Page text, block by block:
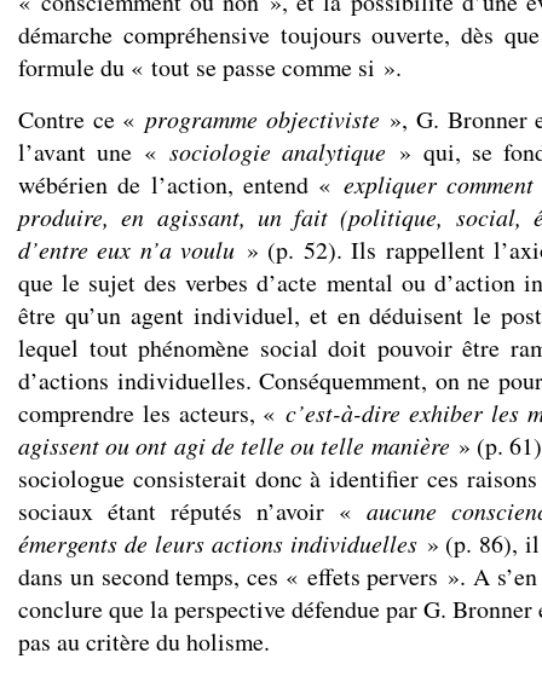
démarche compréhensive toujours ouverte, dès
formule du « tout se passe comme si ».
Contre ce « programme objectiviste», G. Bronner
l’avant une « sociologie analytique » qui, se
wébérien de l’action, entend « expliquer
produire, en agissant, un fait (politique, social,
d’entre eux n’a voulu » (p. 52). Ils rappellent
que le sujet des verbes d’acte mental ou d’action
être qu’un agent individuel, et en déduisent le
lequel tout phénomène social doit pouvoir être
d’actions individuelles. Conséquemment, on ne
comprendre les acteurs, «c’est-à-dire exhiber les
agissent ou ont agi de telle ou telle manière» (p.
sociologue consisterait donc à identifier ces
sociaux étant réputés n’avoir «aucune
émergents de leurs actions individuelles» (p. 86), il
dans un second temps, ces « effets pervers ». A
conclure que la perspective défendue par G.
pas au critère du holisme.